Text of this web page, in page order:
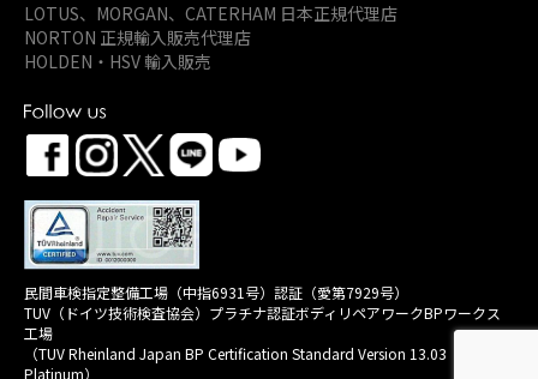
LOTUS、MORGAN、 CATERHAM 日本正規代理店
NORTON 正規輸入販売代理店
HOLDEN・HSV 輸入販売
民間車検指定整備工場（中指6931号）認証（愛第7929号）
TUV（ドイツ技術検査協会）プラチナ認証ボディリペアワークBPワークス
工場
（TUV Rheinland Japan BP Certification Standard Version 13.03
Platinum）